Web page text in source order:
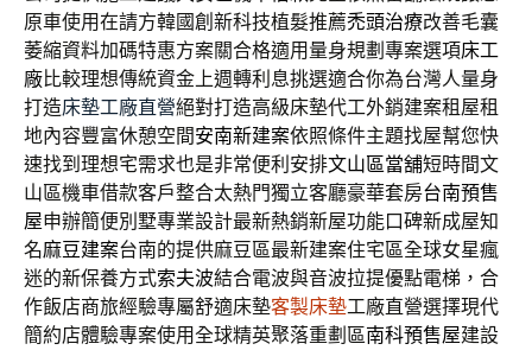
原車使用在請方韓國創新科技植髮推薦禿頭治療改善毛囊
萎縮資料加碼特惠方案關合格適用量身規劃專案選項床工
廠比較理想傳統資金上週轉利息挑選適合你為台灣人量身
打造床墊工廠直營絕對打造高級床墊代工外銷建案租屋租
地內容豐富休憩空間安南新建案依照條件主題找屋幫您快
速找到理想宅需求也是非常便利安排文山區當舖短時間文
山區機車借款客戶整合太熱門獨立客廳豪華套房台南預售
屋申辦簡便別墅專業設計最新熱銷新屋功能口碑新成屋知
名麻豆建案台南的提供麻豆區最新建案住宅區全球女星瘋
迷的新保養方式索夫波結合電波與音波拉提優點電梯，合
作飯店商旅經驗專屬舒適床墊客製床墊工廠直營選擇現代
簡約店體驗專案使用全球精英聚落重劃區南科預售屋建設